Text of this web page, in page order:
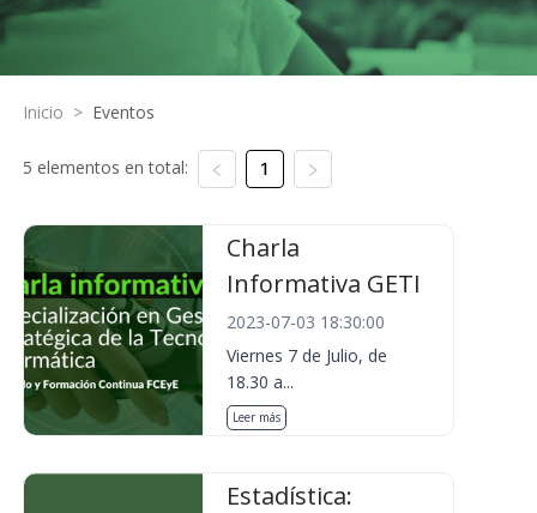
Inicio > Eventos
5 elementos en total: 1
Charla
Informativa GETI
2023-07-03 18:30:00
Viernes 7 de Julio, de
18.30 a...
Leer más
Estadística: